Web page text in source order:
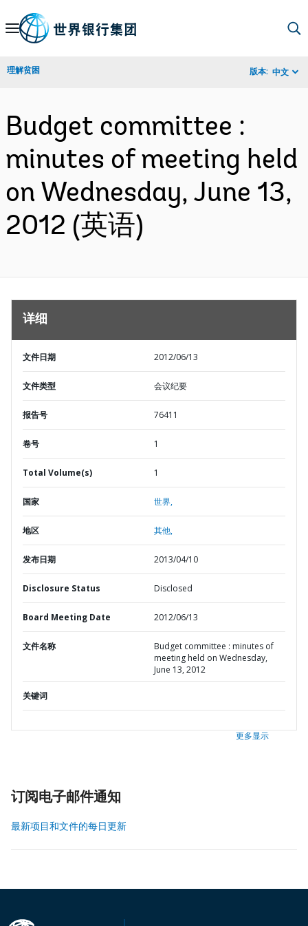
Skip
Navigation
理解贫困 版本: 中文
Budget committee :
minutes of meeting held
on Wednesday, June 13,
2012 (英语)
详细
文件日期 2012/06/13
文件类型 会议纪要
报告号 76411
卷号 1
Total Volume(s) 1
国家 世界,
地区 其他,
发布日期 2013/04/10
Disclosure Status Disclosed
Board Meeting Date 2012/06/13
文件名称
Budget committee : minutes of
meeting held on Wednesday,
June 13, 2012
关键词
更多显示
订阅电子邮件通知
最新项目和文件的每日更新